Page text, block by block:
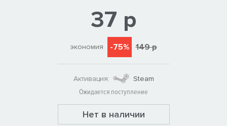
37 р
экономия -75% 149 р
Активация:
Steam
Ожидается поступление
Нет в наличии